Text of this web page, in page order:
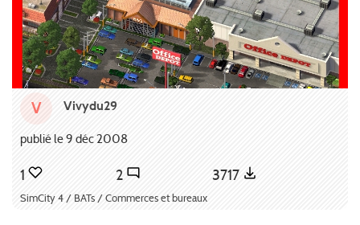
V Vivydu29
publié le 9 déc 2008
1 2 3717
SimCity 4 / BATs / Commerces et bureaux